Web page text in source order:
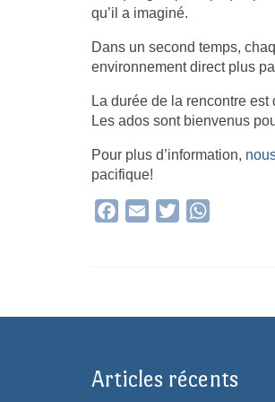
qu’il a imaginé.
Dans un second temps,
environnement direct plus
La durée de la rencontre
Les ados sont bienvenus
Pour plus d’information,
pacifique!
Facebook
Email Twitter
Articles récents